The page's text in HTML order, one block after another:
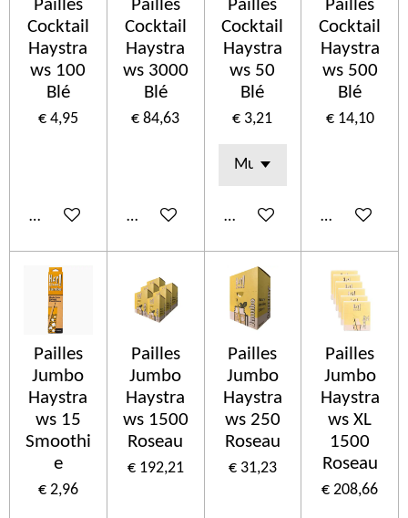
Pailles
Cocktail
Haystra
ws 100
Blé
€ 4,95
In winkelwagen
Pailles
Cocktail
Haystra
ws 3000
Blé
€ 84,63
In winkelwagen
Pailles
Cocktail
Haystra
ws 50
Blé
€ 3,21
In winkelwagen
Pailles
Cocktail
Haystra
ws 500
Blé
€ 14,10
In
Pailles
Jumbo
Haystra
ws 15
Smoothi
e
€ 2,96
Pailles
Jumbo
Haystra
ws 1500
Roseau
€ 192,21
Pailles
Jumbo
Haystra
ws 250
Roseau
€ 31,23
Pailles
Jumbo
Haystra
ws XL
1500
Roseau
€ 208,66